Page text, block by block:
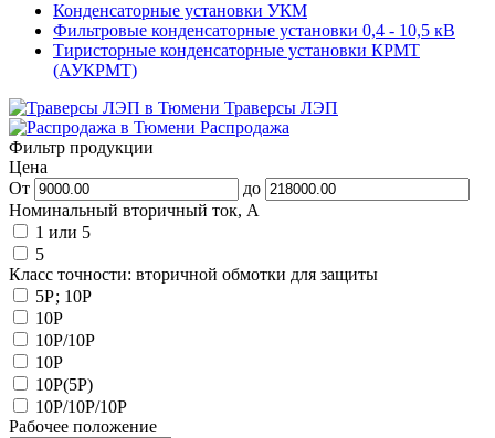
Конденсаторные установки УКМ
Фильтровые конденсаторные установки 0,4 - 10,5 кВ
Тиристорные конденсаторные установки КРМТ
(АУКРМТ)
Траверсы ЛЭП
Распродажа
Фильтр продукции
Цена
От
до
Номинальный вторичный ток, А
1 или 5
5
Класс точности: вторичной обмотки для защиты
5Р; 10Р
10P
10P/10P
10Р
10Р(5Р)
10Р/10Р/10Р
Рабочее положение